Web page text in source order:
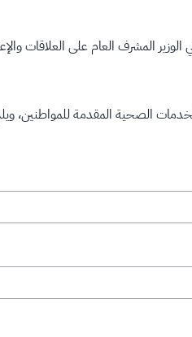
المشرف العام على العلاقات
الصحية المقدمة للمواطنين،